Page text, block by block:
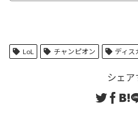
LoL チャンピオン ディス
シェア